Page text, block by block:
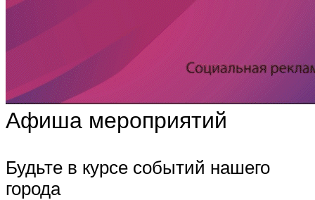
Афиша мероприятий
Будьте в курсе событий нашего
города